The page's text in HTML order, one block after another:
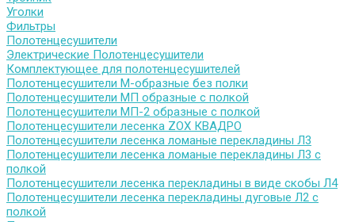
Уголки
Фильтры
Полотенцесушители
Электрические Полотенцесушители
Комплектующее для полотенцесушителей
Полотенцесушители М-образные без полки
Полотенцесушители МП образные с полкой
Полотенцесушители МП-2 образные с полкой
Полотенцесушители лесенка ZOX КВАДРО
Полотенцесушители лесенка ломаные перекладины Л3
Полотенцесушители лесенка ломаные перекладины Л3 с
полкой
Полотенцесушители лесенка перекладины в виде скобы Л4
Полотенцесушители лесенка перекладины дуговые Л2 с
полкой